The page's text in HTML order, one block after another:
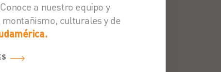
a nuestro equipo y
culturales y de